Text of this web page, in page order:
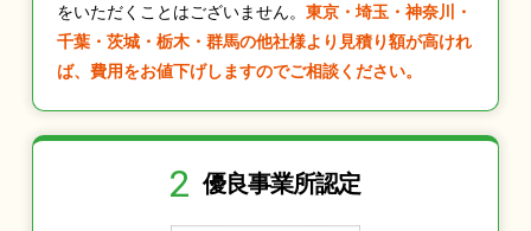
をいただくことはございません。 東京・埼玉・神奈川・
千葉・茨城・栃木・群馬の他社様より見積り額が高けれ
ば、費用をお値下げしますのでご相談ください。
2 優良事業所認定